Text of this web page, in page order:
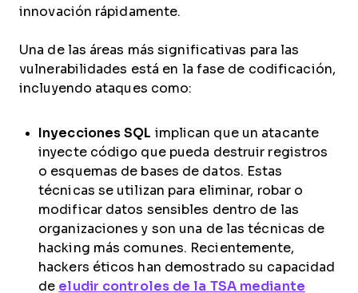
innovación rápidamente.
Una de las áreas más significativas para las
vulnerabilidades está en la fase de codificación,
incluyendo ataques como:
Inyecciones SQL implican que un atacante
inyecte código que pueda destruir registros
o esquemas de bases de datos. Estas
técnicas se utilizan para eliminar, robar o
modificar datos sensibles dentro de las
organizaciones y son una de las técnicas de
hacking más comunes. Recientemente,
hackers éticos han demostrado su capacidad
de eludir controles de la TSA mediante